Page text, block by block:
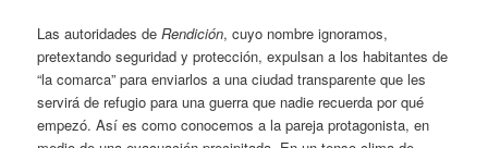
Las autoridades deRendición, cuyo nombre ignoramos,
pretextando seguridad y protección, expulsan a los habitantes de
“la comarca” para enviarlos a una ciudad transparente que les
servirá de refugio para una guerra que nadie recuerda por qué
empezó. Así es como conocemos a la pareja protagonista, en